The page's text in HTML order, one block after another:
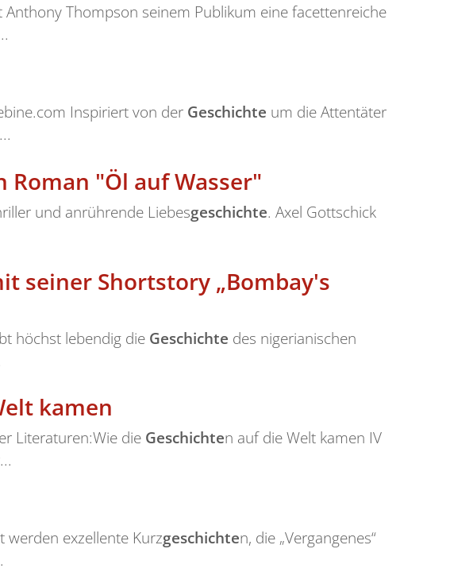
Thompson seinem Publikum eine facettenreiche
Inspiriert von der Geschichte um die Attentäter
"Öl auf Wasser"
und anrührende Liebesgeschichte. Axel Gottschick
seiner Shortstory „Bombay's
höchst lebendig die Geschichte des nigerianischen
kamen
Literaturen:Wie die Geschichten auf die Welt kamen IV
werden exzellente Kurzgeschichten, die „Vergangenes“